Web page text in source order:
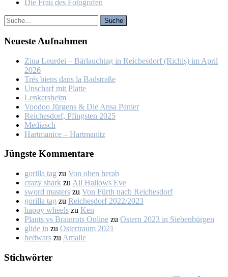
Die Frau des Fo­to­gra­fen
Neu­es­te Auf­nah­men
Ziua Leur­dei – Bär­lauch­tag in Rei­ches­dorf (Ri­chiș) im April
2026
Trés biens dans la Bad­stra­ße
Un­scharf mit Plat­te
Len­kers­heim
Voo­doo Jür­gens & Die An­sa Pa­nier
Rei­ches­dorf, Pfings­ten 2025
Me­dia­sch
Hart­ma­nice – Hart­ma­nitz
Jüngs­te Kom­men­ta­re
gorilla tag zu Von oben her­ab
crazy shark zu All Hal­lows Eve
sword masters zu Von Fürth nach Rei­ches­dorf
gorilla tag zu Rei­ches­dorf 2022/2023
happy wheels zu Ken
Plants vs Brainrots Online zu Os­tern 2023 in Sie­ben­bür­gen
glide in zu Os­ter­traum 2021
bedwars zu Ama­lie
Stich­wör­ter